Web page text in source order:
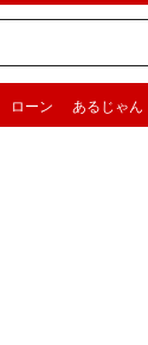
ローン あるじゃん